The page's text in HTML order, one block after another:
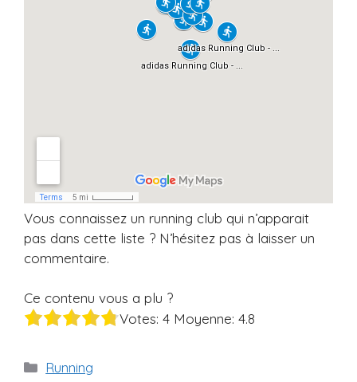
Vous connaissez un running club qui n’apparait
pas dans cette liste ? N’hésitez pas à laisser un
commentaire.
Ce contenu vous a plu ?
Votes: 4 Moyenne: 4.8
Catégories
Running